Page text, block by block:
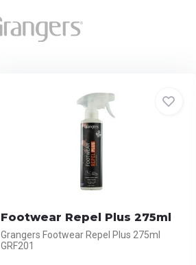
Footwear Repel Plus 275ml
Grangers Footwear Repel Plus 275ml
GRF201